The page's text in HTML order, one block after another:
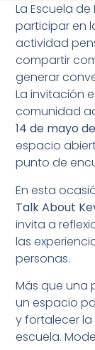
La Escuela
participar en
actividad
compartir
generar
La invitación
comunidad
14 de mayo
espacio
punto de
En esta
Talk About
invita a
las
personas.
Más que una
un espacio
y fortalecer
escuela.